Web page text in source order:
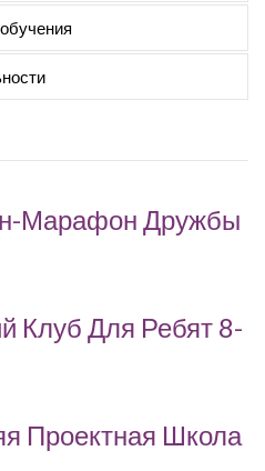
Марафон Дружбы
Клуб Для Ребят 8-
Проектная Школа